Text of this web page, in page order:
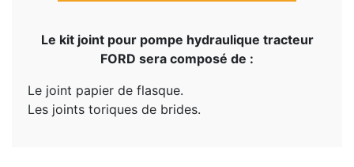
Le kit joint pour pompe hydraulique tracteur
FORD sera composé de :
Le joint papier de flasque.
Les joints toriques de brides.